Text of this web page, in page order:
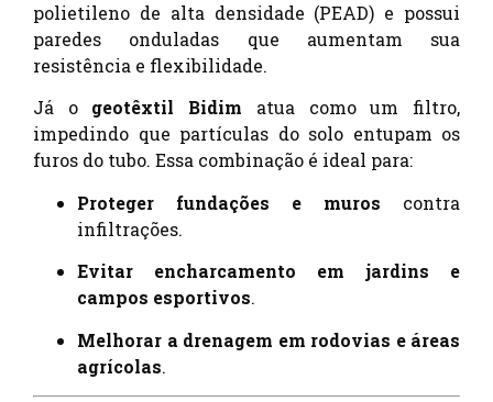
polietileno de alta densidade (PEAD) e possui
paredes onduladas que aumentam sua
resistência e flexibilidade.
Já o geotêxtil Bidim atua como um filtro,
impedindo que partículas do solo entupam os
furos do tubo. Essa combinação é ideal para:
Proteger fundações e muros contra
infiltrações.
Evitar encharcamento em jardins e
campos esportivos.
Melhorar a drenagem em rodovias e áreas
agrícolas.